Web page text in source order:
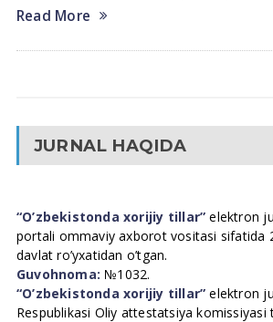
Read More
JURNAL HAQIDA
“O’zbekistonda xorijiy tillar” elektron
portali ommaviy axborot vositasi sifatida
davlat ro’yxatidan o’tgan.
Guvohnoma: №1032.
“O’zbekistonda xorijiy tillar” elektron
Respublikasi Oliy attestatsiya